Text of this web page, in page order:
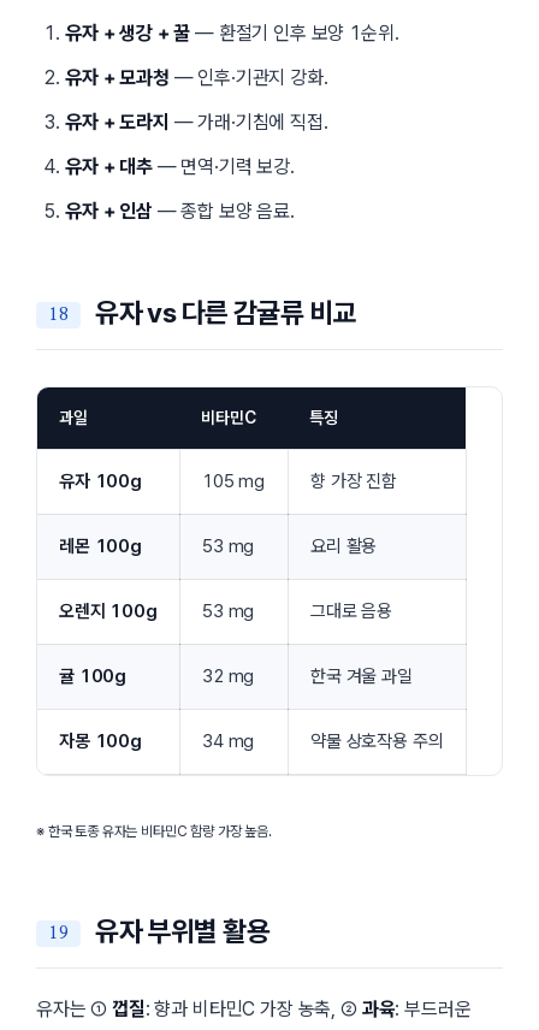
유자 + 생강 + 꿀 — 환절기 인후 보양 1순위.
유자 + 모과청 — 인후·기관지 강화.
유자 + 도라지 — 가래·기침에 직접.
유자 + 대추— 면역·기력 보강.
유자 + 인삼 — 종합 보양 음료.
유자 vs 다른 감귤류 비교
과일 비타민C 특징
유자 100g 105 mg 향 가장 진함
레몬 100g 53 mg 요리 활용
오렌지 100g 53 mg 그대로 음용
귤 100g 32 mg 한국 겨울 과일
자몽 100g 34 mg 약물 상호작용 주의
※ 한국 토종 유자는 비타민C 함량 가장 높음.
유자 부위별 활용
유자는 ①껍질: 향과 비타민C 가장 농축, ② 과육: 부드러운